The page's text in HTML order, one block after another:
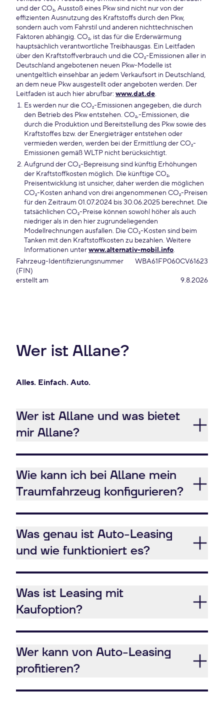
und der CO₂, Ausstoß eines Pkw sind nicht nur von der
effizienten Ausnutzung des Kraftstoffs durch den Pkw,
sondern auch vom Fahrstil und anderen nichttechnischen
Faktoren abhängig. CO₂, ist das für die Erderwärmung
hauptsächlich verantwortliche Treibhausgas. Ein Leitfaden
über den Kraftstoffverbrauch und die CO₂-Emissionen aller in
Deutschland angebotenen neuen Pkw-Modelle ist
unentgeltlich einsehbar an jedem Verkaufsort in Deutschland,
an dem neue Pkw ausgestellt oder angeboten werden. Der
Leitfaden ist auch hier abrufbar: www.dat.de.
Es werden nur die CO₂-Emissionen angegeben, die durch
den Betrieb des Pkw entstehen. CO₂,-Emissionen, die
durch die Produktion und Bereitstellung des Pkw sowie des
Kraftstoffes bzw. der Energieträger entstehen oder
vermieden werden, werden bei der Ermittlung der CO₂-
Emissionen gemäß WLTP nicht berücksichtigt.
Aufgrund der CO₂-Bepreisung sind künftig Erhöhungen
der Kraftstoffkosten möglich. Die künftige CO₂,
Preisentwicklung ist unsicher, daher werden die möglichen
CO₂-Kosten anhand von drei angenommenen CO₂-Preisen
für den Zeitraum 01.07.2024 bis 30.06.2025 berechnet. Die
tatsächlichen CO₂-Preise können sowohl höher als auch
niedriger als in den hier zugrundeliegenden
Modellrechnungen ausfallen. Die CO₂-Kosten sind beim
Tanken mit den Kraftstoffkosten zu bezahlen. Weitere
Informationen unterwww.alternativ-mobil.info.
Fahrzeug-Identifizierungsnummer
(FIN)
WBA61FP060CV61623
erstellt am 9.8.2026
Wer ist Allane?
Alles. Einfach. Auto.
Wer ist Allane und was bietet
mir Allane?
Wie kann ich bei Allane mein
Traumfahrzeug konfigurieren?
Was genau ist Auto-Leasing
und wie funktioniert es?
Was ist Leasing mit
Kaufoption?
Wer kann von Auto-Leasing
profitieren?